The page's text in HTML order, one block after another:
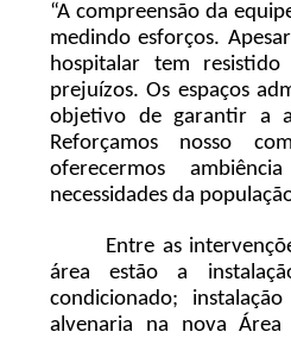
“A compreensão da
medindo esforços.
hospitalar tem
prejuízos. Os espaços
objetivo de garantir a
Reforçamos nosso
oferecermos
necessidades da
Entre as
área estão a
condicionado;
alvenaria na nova